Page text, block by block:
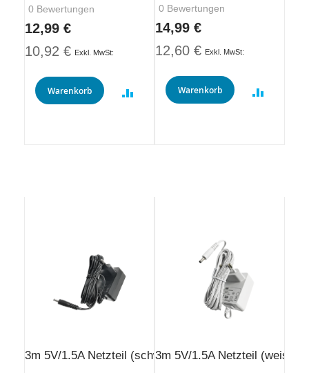
0 Bewertungen
12,99 €
10,92 €
Warenkorb
0 Bewertungen
14,99 €
12,60 €
Warenkorb
3m 5V/1.5A Netzteil (schwarz)3m 5V/1.5A Netzteil (weiss)